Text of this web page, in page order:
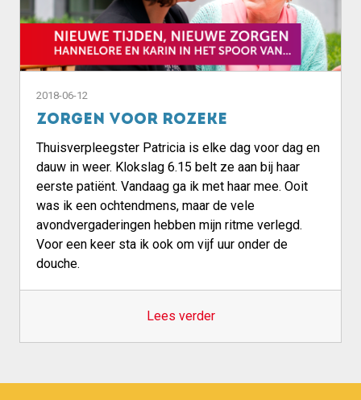
2018-06-12
Zorgen voor Rozeke
Thuisverpleegster Patricia is elke dag voor dag en
dauw in weer. Klokslag 6.15 belt ze aan bij haar
eerste patiënt. Vandaag ga ik met haar mee. Ooit
was ik een ochtendmens, maar de vele
avondvergaderingen hebben mijn ritme verlegd.
Voor een keer sta ik ook om vijf uur onder de
douche.
Lees verder